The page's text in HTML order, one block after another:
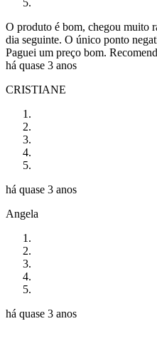
O produto é bom, chegou muito
dia seguinte. O único ponto
Paguei um preço bom.
há quase 3 anos
CRISTIANE
há quase 3 anos
Angela
há quase 3 anos